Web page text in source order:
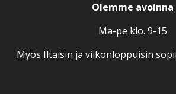
Olemme avoinna
Ma-pe klo. 9-15
Myös Iltaisin ja viikonloppuisin